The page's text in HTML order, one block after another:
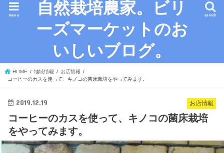
自然栽培農家。ビリ
ーズマーケットのお
いしいブログ。
search
menu
HOME 地域情報
お店情報
コーヒーのカスを使って、キノコの菌床栽培をやってみます。
お店情報
2019.12.19
コーヒーのカスを使って、キノコの菌床栽培
をやってみます。